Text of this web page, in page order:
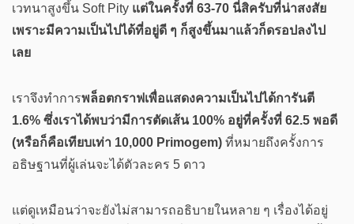
เวทนาสูงขึ้น Soft Pity แต่ในครั้งที่ 63-70 นี่สิครับที่น่าสงสัย
เพราะมีความเป็นไปได้ที่อยู่ดี ๆ ก็สูงขึ้นมาแล้วก็ดรอปลงไป
เลย
เราจึงทำการพล็อตกราฟเพื่อแสดงความเป็นไปได้การันตี
1.6% ซึ่งเราได้พบว่ามีการตัดเส้น 100% อยู่ที่ครั้งที่ 62.5 พอดี
(หรือก็คือเทียบเท่า 10,000 Primogem) ที่หมายถึงครั้งการ
อธิษฐานที่ผู้เล่นจะได้ตัวละคร 5 ดาว
แต่ดูเหมือนว่าจะยังไม่สามารถอธิบายในหลาย ๆ เรื่องได้อยู่